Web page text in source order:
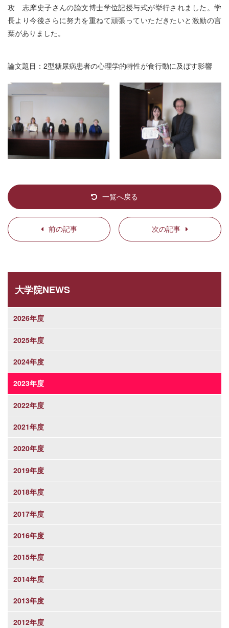
攻 志摩史子さんの論文博士学位記授与式が挙行されました。学
長より今後さらに努力を重ねて頑張っていただきたいと激励の言
葉がありました。
論文題目：2型糖尿病患者の心理学的特性が食行動に及ぼす影響
前の記事
一覧へ戻る
次の記事
大学院NEWS
2026年度
2025年度
2024年度
2023年度
2022年度
2021年度
2020年度
2019年度
2018年度
2017年度
2016年度
2015年度
2014年度
2013年度
2012年度